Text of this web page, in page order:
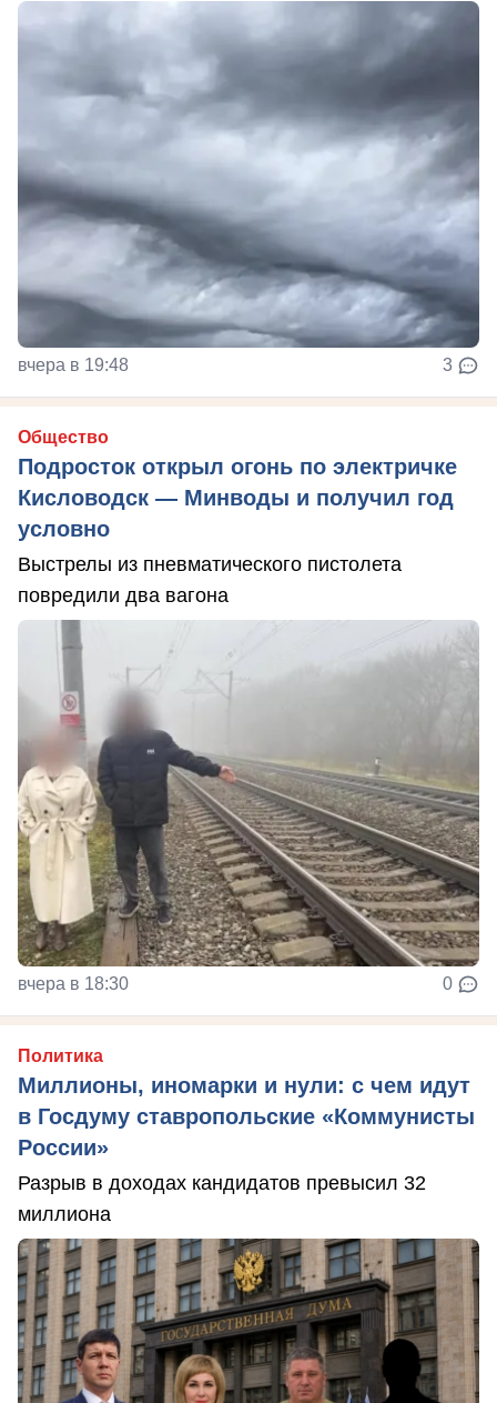
вчера в 19:48 3
Общество
Подросток открыл огонь по электричке
Кисловодск — Минводы и получил год
условно
Выстрелы из пневматического пистолета
повредили два вагона
вчера в 18:30 0
Политика
Миллионы, иномарки и нули: с чем идут
в Госдуму ставропольские «Коммунисты
России»
Разрыв в доходах кандидатов превысил 32
миллиона